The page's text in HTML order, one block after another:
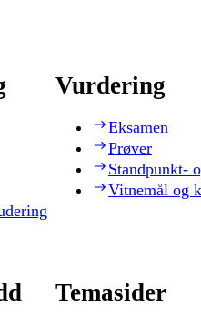
Vurdering
Eksamen
Prøver
Standpunkt-
Vitnemål og
Temasider